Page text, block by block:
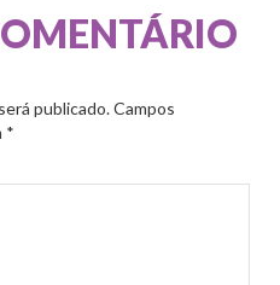
publicado. Campos
*